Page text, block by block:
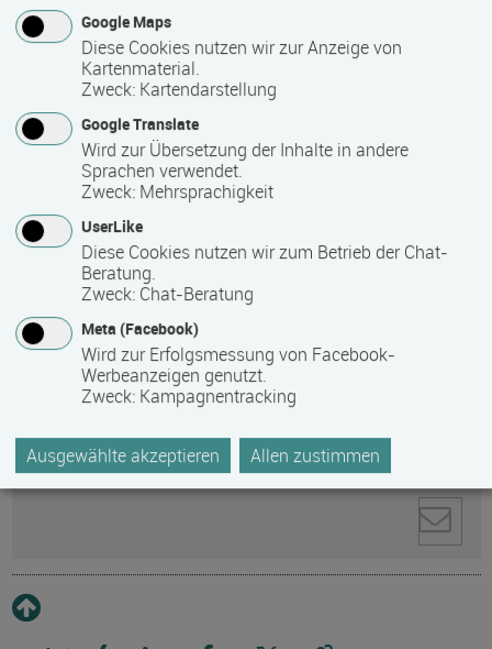
Anti-Roboter-Verifizierung
Ihre personenbezogenen Daten werden zur
Kontaktaufnahme direkt an den ausgewählten
Empfänger gesendet. Weitere Informationen zum
Datenschutz und zum Umgang mit personenbezogenen
Daten finden Sie in unserer
Datenschutzerklärung
.
Pflichtfelder sind mit * markiert.
Google Maps
Diese Cookies nutzen wir zur Anzeige von
Kartenmaterial.
Zweck: Kartendarstellung
Google Translate
Wird zur Übersetzung der Inhalte in andere
Sprachen verwendet.
Zweck: Mehrsprachigkeit
UserLike
Diese Cookies nutzen wir zum Betrieb der Chat-
Beratung.
Zweck: Chat-Beratung
Meta (Facebook)
Wird zur Erfolgsmessung von Facebook-
Werbeanzeigen genutzt.
Zweck: Kampagnentracking
Ausgewählte akzeptieren Allen zustimmen